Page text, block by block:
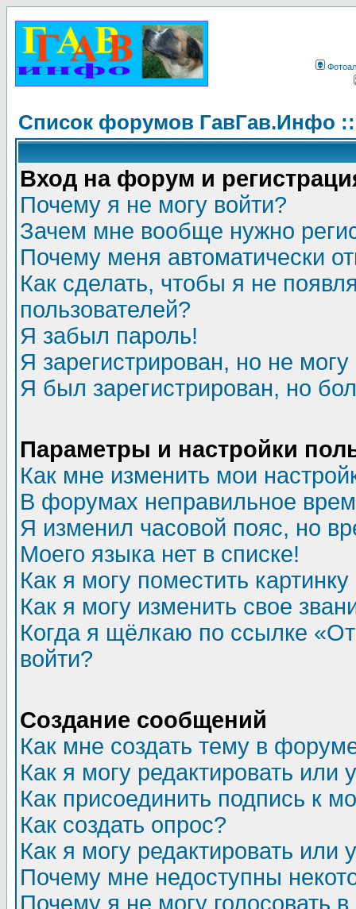
Список форумов ГавГав.Инфо
Вход на форум и
Почему я не могу войти?
Зачем мне вообще нужно
Почему меня автоматически
Как сделать, чтобы я не
пользователей?
Я забыл пароль!
Я зарегистрирован, но не могу
Я был зарегистрирован, но
Параметры и настройки
Как мне изменить мои
В форумах неправильное
Я изменил часовой пояс, но
Моего языка нет в списке!
Как я могу поместить
Как я могу изменить свое
Когда я щёлкаю по ссылке
войти?
Создание сообщений
Как мне создать тему в
Как я могу редактировать или
Как присоединить подпись к
Как создать опрос?
Как я могу редактировать или
Почему мне недоступны
Почему я не могу голосовать